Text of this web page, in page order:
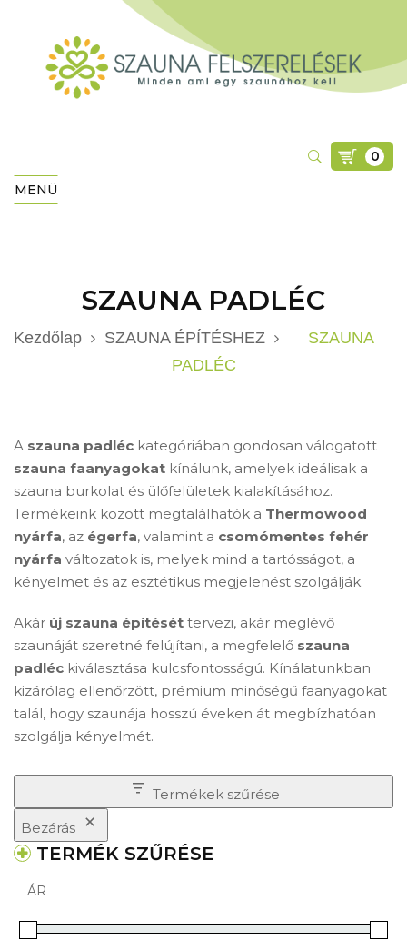
0
MENÜ
SZAUNA PADLÉC
Kezdőlap SZAUNA ÉPÍTÉSHEZ
SZAUNA
PADLÉC
A szauna padléc kategóriában gondosan válogatott
szauna faanyagokat kínálunk, amelyek ideálisak a
szauna burkolat és ülőfelületek kialakításához.
Termékeink között megtalálhatók a Thermowood
nyárfa, az égerfa, valamint a csomómentes fehér
nyárfa változatok is, melyek mind a tartósságot, a
kényelmet és az esztétikus megjelenést szolgálják.
Akár új szauna építését tervezi, akár meglévő
szaunáját szeretné felújítani, a megfelelő szauna
padléc kiválasztása kulcsfontosságú. Kínálatunkban
kizárólag ellenőrzött, prémium minőségű faanyagokat
talál, hogy szaunája hosszú éveken át megbízhatóan
szolgálja kényelmét.
Termékek szűrése
Bezárás
TERMÉK SZŰRÉSE
ÁR